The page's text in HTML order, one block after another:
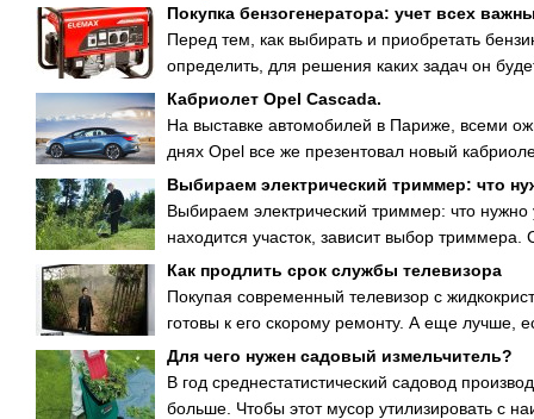
Покупка бензогенератора: учет всех
Перед тем, как выбирать и приобретать
определить, для решения каких задач он
Кабриолет Opel Cascada.
На выставке автомобилей в Париже, всеми
днях Opel все же презентовал новый
Выбираем электрический триммер: что
Выбираем электрический триммер: что нужно
находится участок, зависит выбор триммера.
Как продлить срок службы телевизора
Покупая современный телевизор с
готовы к его скорому ремонту. А еще лучше,
Для чего нужен садовый измельчитель?
В год среднестатистический садовод
больше. Чтобы этот мусор утилизировать с